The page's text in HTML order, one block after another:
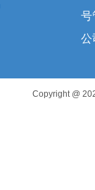
号
公
Copyright @